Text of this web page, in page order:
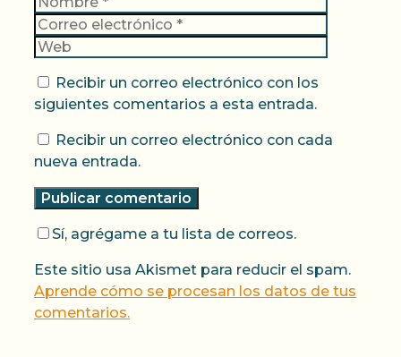
Recibir un correo electrónico con los
siguientes comentarios a esta entrada.
Recibir un correo electrónico con cada
nueva entrada.
Sí, agrégame a tu lista de correos.
Este sitio usa Akismet para reducir el spam.
Aprende cómo se procesan los datos de tus
comentarios.